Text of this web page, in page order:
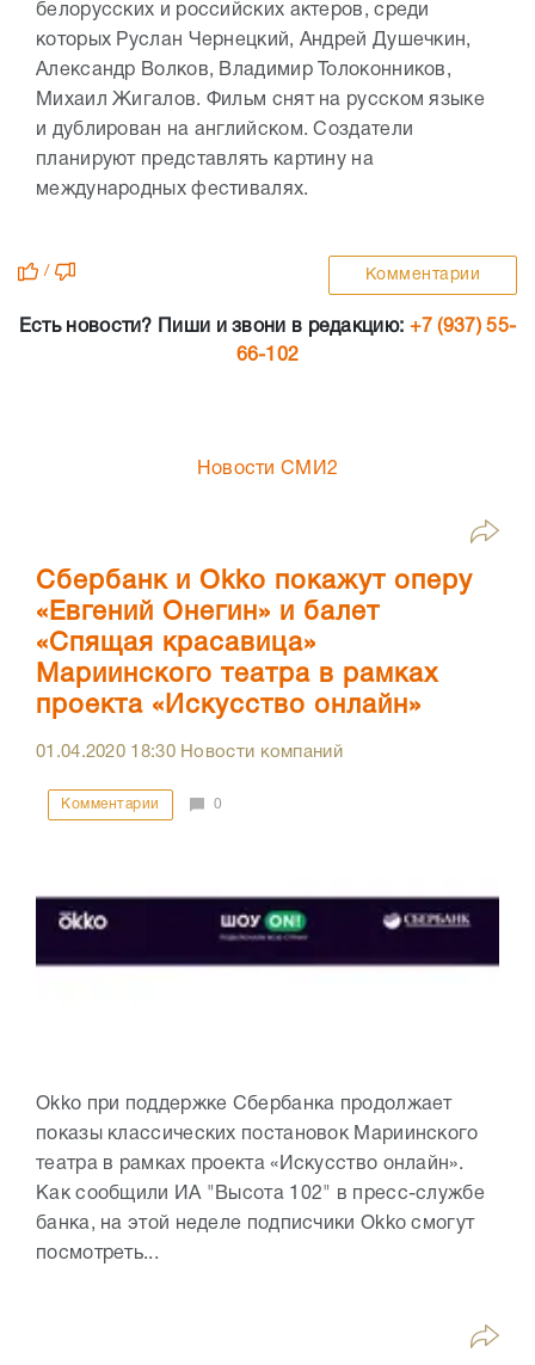
белорусских и российских актеров, среди
которых Руслан Чернецкий, Андрей Душечкин,
Александр Волков, Владимир Толоконников,
Михаил Жигалов. Фильм снят на русском языке
и дублирован на английском. Создатели
планируют представлять картину на
международных фестивалях.
/ Комментарии
Есть новости? Пиши и звони в редакцию: +7 (937) 55-
66-102
Новости СМИ2
Сбербанк и Okko покажут оперу
«Евгений Онегин» и балет
«Спящая красавица»
Мариинского театра в рамках
проекта «Искусство онлайн»
01.04.2020 18:30Новости компаний
Комментарии 0
Okko при поддержке Сбербанка продолжает
показы классических постановок Мариинского
театра в рамках проекта «Искусство онлайн».
Как сообщили ИА "Высота 102" в пресс-службе
банка, на этой неделе подписчики Okko смогут
посмотреть...